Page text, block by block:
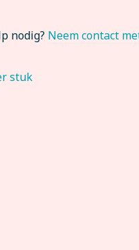
nodig? Neem contact
stuk